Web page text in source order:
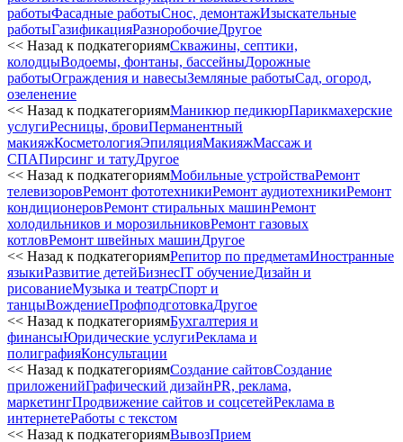
работыФасадные работыСнос, демонтажИзыскательные
работыГазификацияРазноробочиеДругое
<< Назад к подкатегориямСкважины, септики,
колодцыВодоемы, фонтаны, бассейныДорожные
работыОграждения и навесыЗемляные работыСад, огород,
озеленение
<< Назад к подкатегориямМаникюр педикюрПарикмахерские
услугиРесницы, бровиПерманентный
макияжКосметологияЭпиляцияМакияжМассаж и
СПАПирсинг и татуДругое
<< Назад к подкатегориямМобильные устройстваРемонт
телевизоровРемонт фототехникиРемонт аудиотехникиРемонт
кондиционеровРемонт стиральных машинРемонт
холодильников и морозильниковРемонт газовых
котловРемонт швейных машинДругое
<< Назад к подкатегориямРепитор по предметамИностранные
языкиРазвитие детейБизнесIT обучениеДизайн и
рисованиеМузыка и театрСпорт и
танцыВождениеПрофподготовкаДругое
<< Назад к подкатегориямБухгалтерия и
финансыЮридические услугиРеклама и
полиграфияКонсультации
<< Назад к подкатегориямСоздание сайтовСоздание
приложенийГрафический дизайнPR, реклама,
маркетингПродвижение сайтов и соцсетейРеклама в
интернетеРаботы с текстом
<< Назад к подкатегориямВывозПрием